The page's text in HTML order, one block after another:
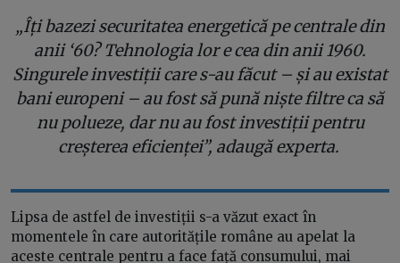
„Îți bazezi securitatea energetică pe centrale din
anii ‘60? Tehnologia lor e cea din anii 1960.
Singurele investiții care s-au făcut – și au existat
bani europeni – au fost să pună niște filtre ca să
nu polueze, dar nu au fost investiții pentru
creșterea eficienței”, adaugă experta.
Lipsa de astfel de investiții s-a văzut exact în
momentele în care autoritățile române au apelat la
aceste centrale pentru a face față consumului, mai